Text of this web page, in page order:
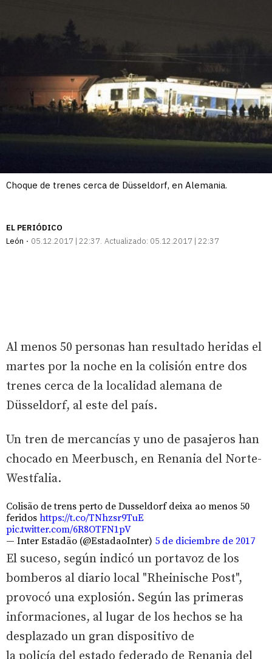
Choque de trenes cerca de Düsseldorf, en Alemania.
EL PERIÓDICO
León
05.12.2017 | 22:37 Actualizado: 05.12.2017 | 22:37
Al menos 50 personas han resultado heridas el
martes por la noche en la colisión entre dos
trenes cerca de la localidad alemana de
Düsseldorf, al este del país.
Un tren de mercancías y uno de pasajeros han
chocado en Meerbusch, en Renania del Norte-
Westfalia.
Colisão de trens perto de Dusseldorf deixa ao menos 50
feridos https://t.co/TNhzsr9TuE
pic.twitter.com/6R8OTFN1pV
— Inter Estadão (@EstadaoInter) 5 de diciembre de 2017
El suceso, según indicó un portavoz de los
bomberos al diario local "Rheinische Post",
provocó una explosión. Según las primeras
informaciones, al lugar de los hechos se ha
desplazado un gran dispositivo de